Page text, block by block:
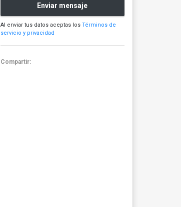
Enviar mensaje
Al enviar tus datos aceptas los Términos de
servicio y privacidad
Compartir: